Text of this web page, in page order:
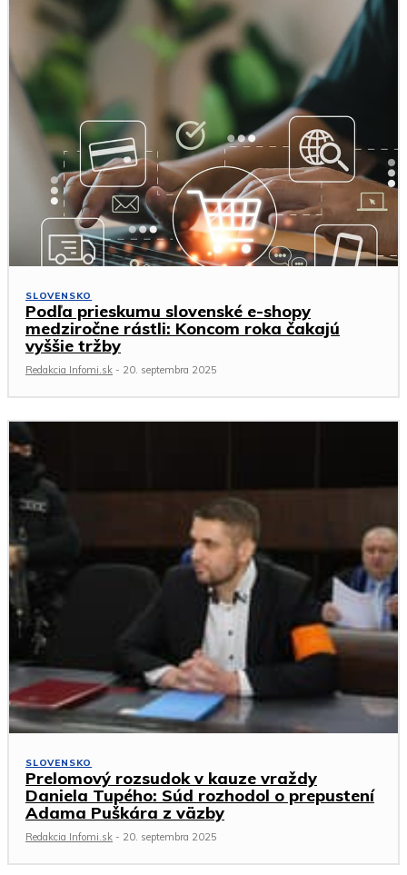
SLOVENSKO
Podľa prieskumu slovenské e-shopy
medziročne rástli: Koncom roka čakajú
vyššie tržby
Redakcia Infomi.sk - 20. septembra 2025
SLOVENSKO
Prelomový rozsudok v kauze vraždy
Daniela Tupého: Súd rozhodol o prepustení
Adama Puškára z väzby
Redakcia Infomi.sk - 20. septembra 2025